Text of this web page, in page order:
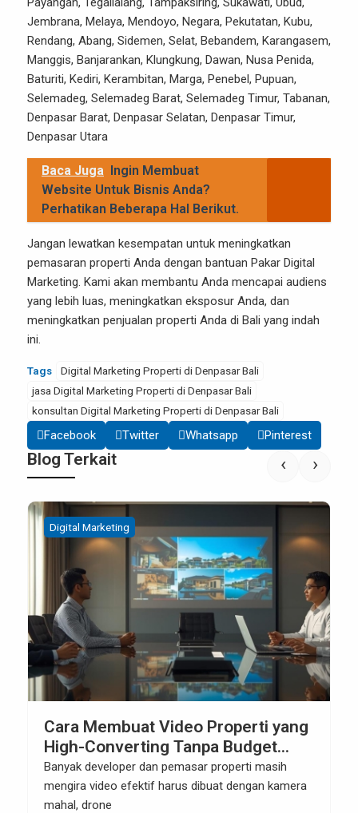
Jembrana, Melaya, Mendoyo, Negara, Pekutatan, Kubu,
Rendang, Abang, Sidemen, Selat, Bebandem, Karangasem,
Manggis, Banjarankan, Klungkung, Dawan, Nusa Penida,
Baturiti, Kediri, Kerambitan, Marga, Penebel, Pupuan,
Selemadeg, Selemadeg Barat, Selemadeg Timur, Tabanan,
Denpasar Barat, Denpasar Selatan, Denpasar Timur,
Denpasar Utara
Baca Juga Ingin Membuat
Website Untuk Bisnis Anda?
Perhatikan Beberapa Hal Berikut.
Jangan lewatkan kesempatan untuk meningkatkan
pemasaran properti Anda dengan bantuan Pakar Digital
Marketing. Kami akan membantu Anda mencapai audiens
yang lebih luas, meningkatkan eksposur Anda, dan
meningkatkan penjualan properti Anda di Bali yang indah
ini.
Tags
Digital Marketing Properti di Denpasar Bali
jasa Digital Marketing Properti di Denpasar Bali
konsultan Digital Marketing Properti di Denpasar Bali
Facebook Twitter Whatsapp Pinterest
Blog Terkait
Digital Marketing
Konsultan Jasa Digital marketing &
creative agency Properti Terbaik di
Cisoka Tangerang
Konsultan Jasa Digital marketing & creative agency
Properti di Cisoka Tangerang Cisoka Tangerang kini
semakin
‹ ›